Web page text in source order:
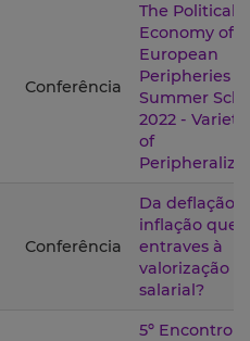
Conferência
The Political
Economy of
European
Peripheries
Summer
2022 -
of
Conferência
Da deflação à
inflação que
entraves à
valorização
salarial?
5º Encontro